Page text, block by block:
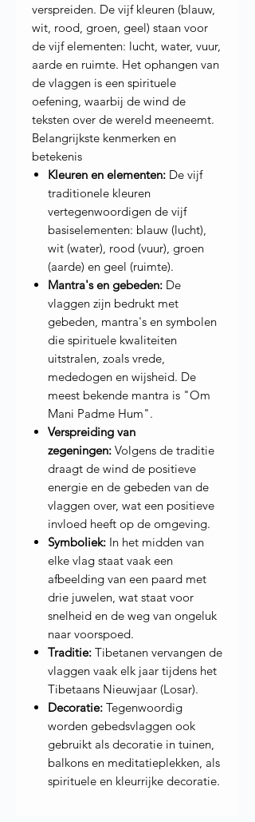
verspreiden. De vijf kleuren (blauw,
wit, rood, groen, geel) staan voor
de vijf elementen: lucht, water, vuur,
aarde en ruimte. Het ophangen van
de vlaggen is een spirituele
oefening, waarbij de wind de
teksten over de wereld meeneemt.
Belangrijkste kenmerken en
betekenis
Kleuren en elementen: De vijf
traditionele kleuren
vertegenwoordigen de vijf
basiselementen: blauw (lucht),
wit (water), rood (vuur), groen
(aarde) en geel (ruimte).
Mantra's en gebeden: De
vlaggen zijn bedrukt met
gebeden, mantra's en symbolen
die spirituele kwaliteiten
uitstralen, zoals vrede,
mededogen en wijsheid. De
meest bekende mantra is "Om
Mani Padme Hum".
Verspreiding van
zegeningen: Volgens de traditie
draagt de wind de positieve
energie en de gebeden van de
vlaggen over, wat een positieve
invloed heeft op de omgeving.
Symboliek: In het midden van
elke vlag staat vaak een
afbeelding van een paard met
drie juwelen, wat staat voor
snelheid en de weg van ongeluk
naar voorspoed.
Traditie: Tibetanen vervangen de
vlaggen vaak elk jaar tijdens het
Tibetaans Nieuwjaar (Losar).
Decoratie: Tegenwoordig
worden gebedsvlaggen ook
gebruikt als decoratie in tuinen,
balkons en meditatieplekken, als
spirituele en kleurrijke decoratie.